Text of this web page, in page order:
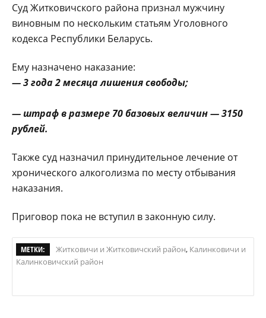
Суд Житковичского района признал мужчину
виновным по нескольким статьям Уголовного
кодекса Республики Беларусь.
Ему назначено наказание:
— 3 года 2 месяца лишения свободы;
— штраф в размере 70 базовых величин — 3150
рублей.
Также суд назначил принудительное лечение от
хронического алкоголизма по месту отбывания
наказания.
Приговор пока не вступил в законную силу.
МЕТКИ: Житковичи и Житковичский район, Калинковичи и
Калинковичский район